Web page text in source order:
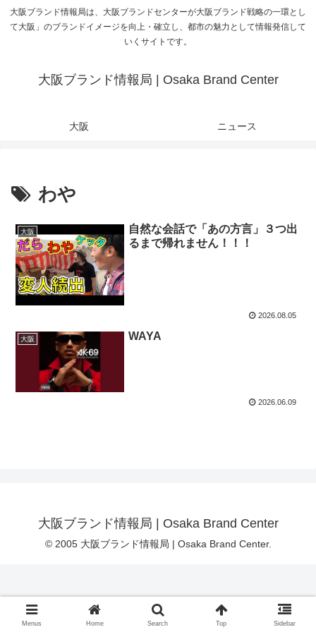
大阪ブランド情報局は、大阪ブランドセンターが大阪ブランド戦略の一環とし
て大阪」のブランドイメージを向上・確立し、都市の魅力として情報発信して
いくサイトです。
大阪ブランド情報局 | Osaka Brand Center
大阪 ニュース
わや
大阪
自然な会話で「あの方言」３つ出
るまで帰れません！！！
2026.08.05
大阪 WAYA
2026.06.09
大阪ブランド情報局 | Osaka Brand Center
© 2005 大阪ブランド情報局 | Osaka Brand Center.
Menus Home Search Top Sidebar